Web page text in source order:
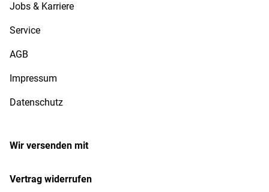
Jobs & Karriere
Service
AGB
Impressum
Datenschutz
Wir versenden mit
Vertrag widerrufen